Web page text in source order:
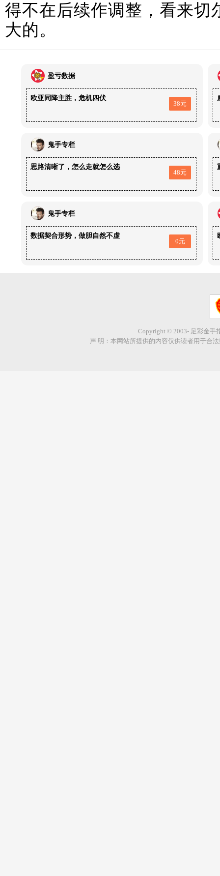
得不在后续作调整，看来切
大的。
盈亏数据
欧亚同降主胜，危机四伏
38元
鬼手专栏
思路清晰了，怎么走就怎么选
48元
鬼手专栏
数据契合形势，做胆自然不虚
0元
Copyright © 2003- 足彩金手
声 明：本网站所提供的内容仅供读者用于合